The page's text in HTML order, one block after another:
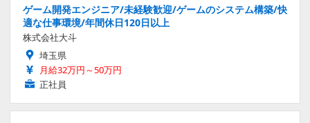
ゲーム開発エンジニア/未経験歓迎/ゲームのシステム構築/快
適な仕事環境/年間休日120日以上
株式会社大斗
埼玉県
月給32万円～50万円
正社員